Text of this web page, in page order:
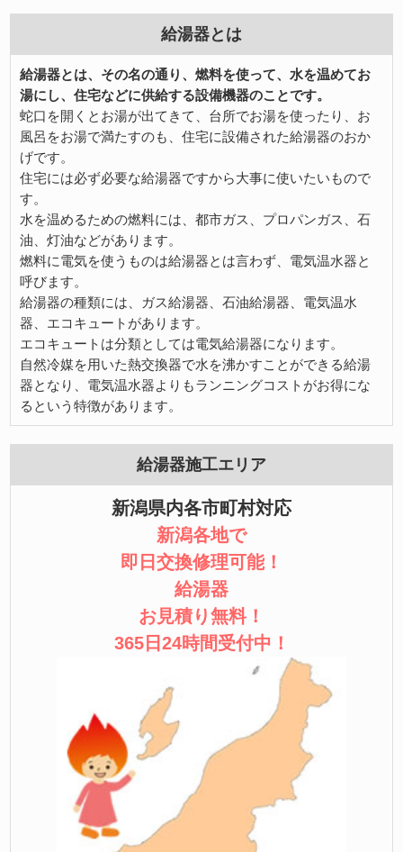
給湯器とは
給湯器とは、その名の通り、燃料を使って、水を温めてお
湯にし、住宅などに供給する設備機器のことです。
蛇口を開くとお湯が出てきて、台所でお湯を使ったり、お
風呂をお湯で満たすのも、住宅に設備された給湯器のおか
げです。
住宅には必ず必要な給湯器ですから大事に使いたいもので
す。
水を温めるための燃料には、都市ガス、プロパンガス、石
油、灯油などがあります。
燃料に電気を使うものは給湯器とは言わず、電気温水器と
呼びます。
給湯器の種類には、ガス給湯器、石油給湯器、電気温水
器、エコキュートがあります。
エコキュートは分類としては電気給湯器になります。
自然冷媒を用いた熱交換器で水を沸かすことができる給湯
器となり、電気温水器よりもランニングコストがお得にな
るという特徴があります。
給湯器施工エリア
新潟県内各市町村対応
新潟各地で
即日交換修理可能！
給湯器
お見積り無料！
365日24時間受付中！